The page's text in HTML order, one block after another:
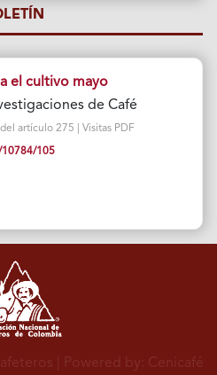
el cultivo mayo
de Café
artículo 275 | Visitas PDF
105
| Powered by: Cenicafé